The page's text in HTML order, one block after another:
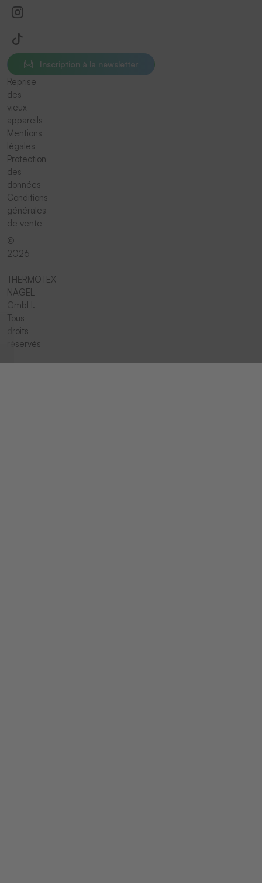
Inscription à la newsletter
Reprise
des
vieux
appareils
Mentions
légales
Protection
des
données
Conditions
générales
de vente
©
2026
-
THERMOTEX
NAGEL
GmbH.
Tous
droits
réservés